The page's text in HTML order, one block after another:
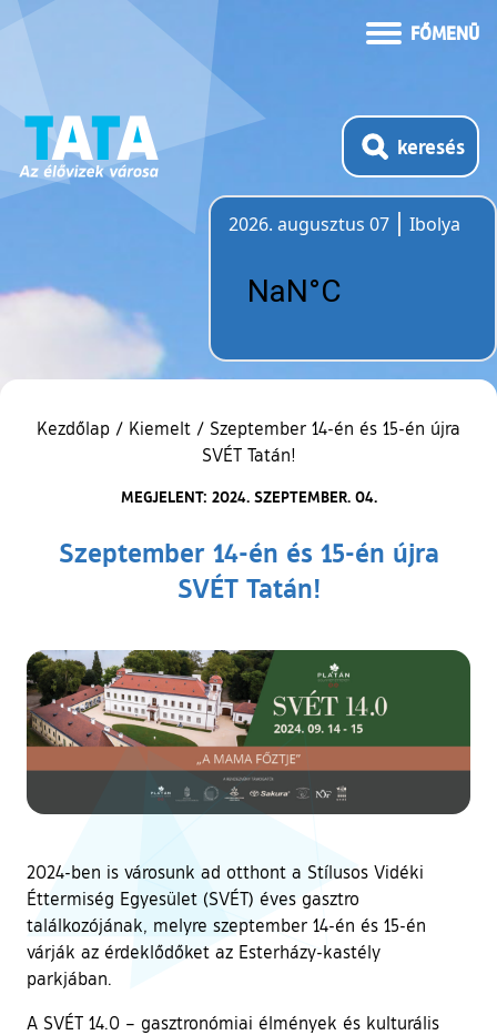
FŐMENÜ
keresés
2026. augusztus 07
Ibolya
Kezdőlap / Kiemelt / Szeptember 14-én és 15-én újra
SVÉT Tatán!
MEGJELENT: 2024. SZEPTEMBER. 04.
Szeptember 14-én és 15-én újra
SVÉT Tatán!
2024-ben is városunk ad otthont a Stílusos Vidéki
Éttermiség Egyesület (SVÉT) éves gasztro
találkozójának, melyre szeptember 14-én és 15-én
várják az érdeklődőket az Esterházy-kastély
parkjában.
A SVÉT 14.0 – gasztronómiai élmények és kulturális